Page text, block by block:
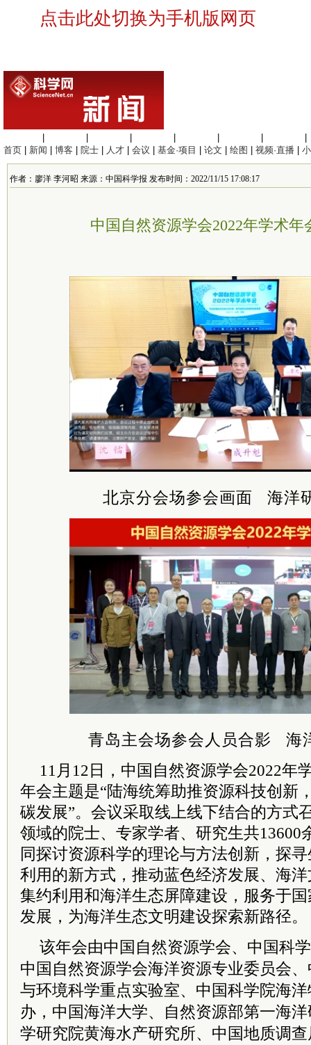
点击此处切换为手机版网页
首页
新闻 博客 院士 人才 会议 基金·项目 论文 绘图 视频·直播
作者：廖洋 李河昭 来源：中国科学报 发布时间：2022/11/15 17:08:17
中国自然资源学会2022年学术年
北京分会场参会画面 海洋
青岛主会场参会人员合影 海
11月12日，中国自然资源学会2022年
年会主题是“陆海统筹助推资源科技创新
碳发展”。会议采取线上线下结合的方式
领域的院士、专家学者、研究生共13600
同探讨资源科学的理论与方法创新，探
利用的新方式，推动蓝色经济发展、海
集约利用和海洋生态屏障建设，服务于
发展，为海洋生态文明建设探索新路径。
该年会由中国自然资源学会、中国科
中国自然资源学会海洋资源专业委员会
与环境科学重点实验室、中国科学院海
办，中国海洋大学、自然资源部第一海
学研究院黄海水产研究所、中国地质调